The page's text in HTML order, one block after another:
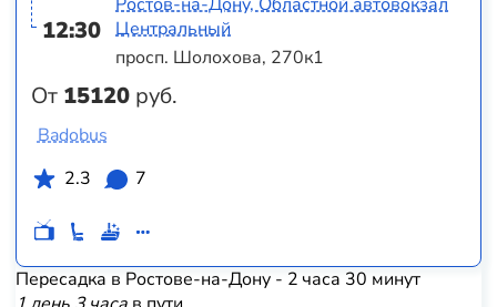
12:30
От 15120 руб.
Центральный
просп. Шолохова, 270к1
Badobus
2.3
7
Пересадка в Ростове-на-Дону - 2 часа 30 минут